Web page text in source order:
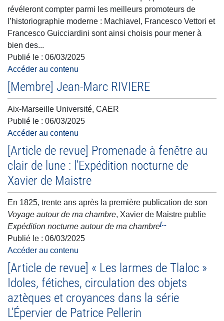
révéleront compter parmi les meilleurs promoteurs de
l’historiographie moderne : Machiavel, Francesco Vettori et
Francesco Guicciardini sont ainsi choisis pour mener à
bien des...
Publié le : 06/03/2025
Accéder au contenu
[Membre] Jean-Marc RIVIERE
Aix-Marseille Université, CAER
Publié le : 06/03/2025
Accéder au contenu
[Article de revue] Promenade à fenêtre au
clair de lune : l’Expédition nocturne de
Xavier de Maistre
En 1825, trente ans après la première publication de son
Voyage autour de ma chambre, Xavier de Maistre publie
Expédition nocturne autour de ma chambre[...
Publié le : 06/03/2025
Accéder au contenu
[Article de revue] « Les larmes de Tlaloc »
Idoles, fétiches, circulation des objets
aztèques et croyances dans la série
L’Épervier de Patrice Pellerin